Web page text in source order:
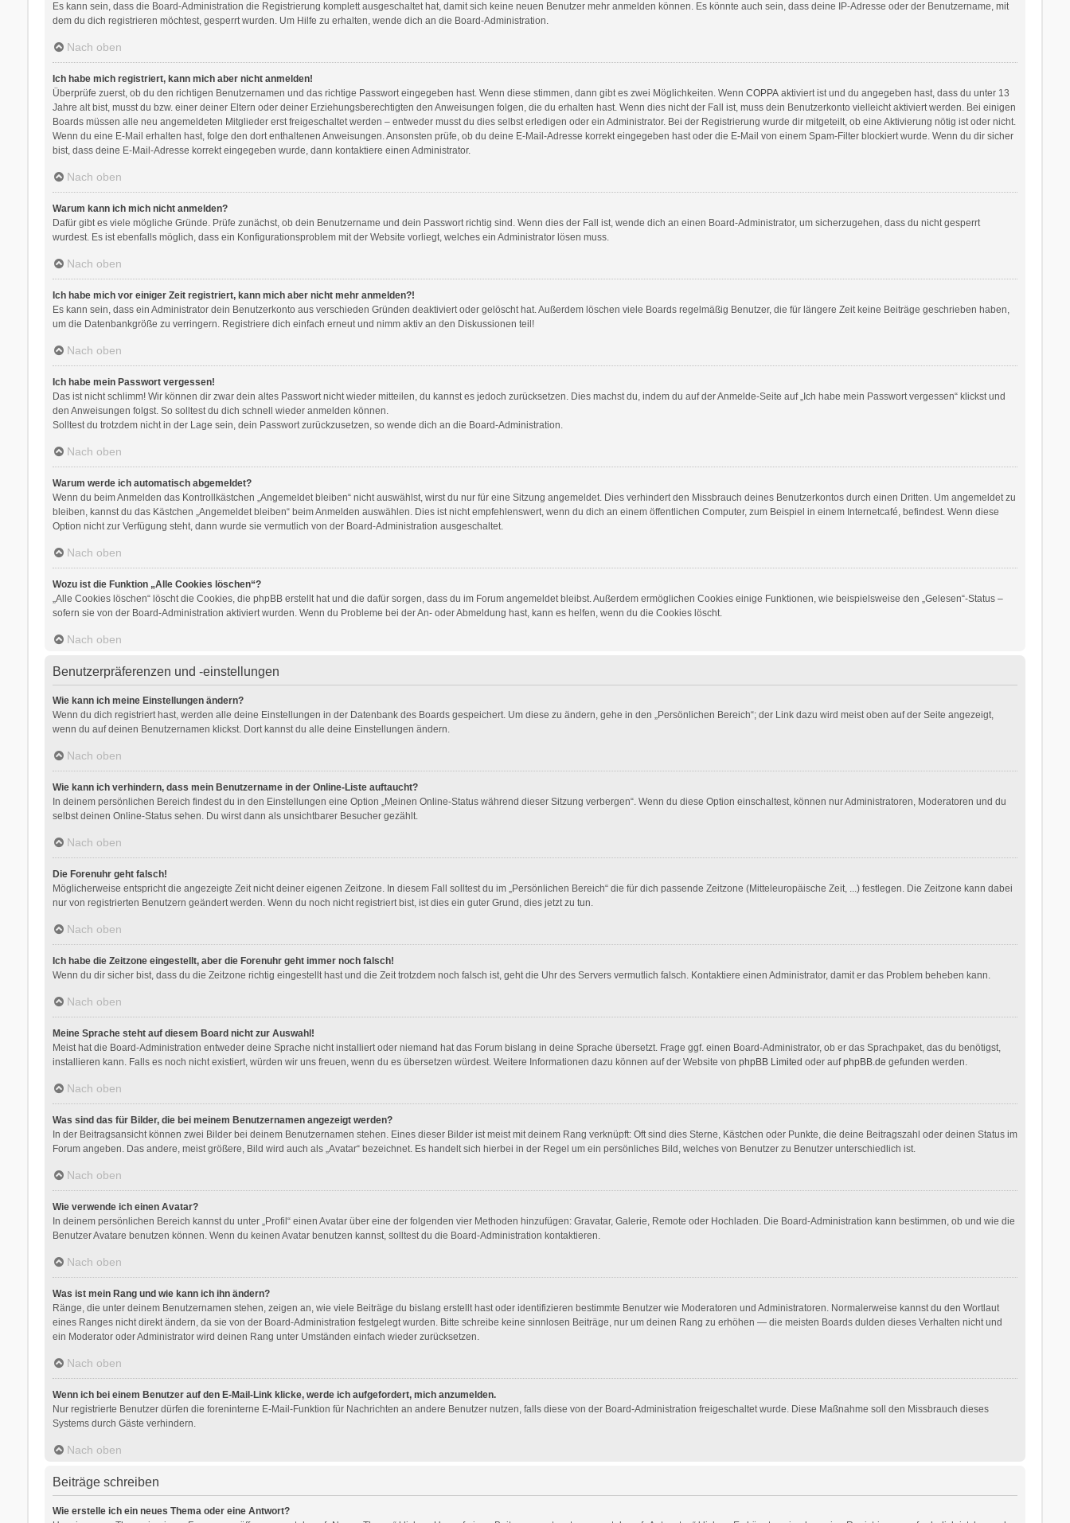
Es kann sein, dass die Board-Administration die Registrierung komplett ausgeschaltet hat, damit sich keine neuen Benutzer mehr anmelden können. Es könnte auch sein, dass deine IP-Adresse oder der Benutzername, mit
dem du dich registrieren möchtest, gesperrt wurden. Um Hilfe zu erhalten, wende dich an die Board-Administration.
Nach oben
Ich habe mich registriert, kann mich aber nicht anmelden!
Überprüfe zuerst, ob du den richtigen Benutzernamen und das richtige Passwort eingegeben hast. Wenn diese stimmen, dann gibt es zwei Möglichkeiten. Wenn COPPAaktiviert ist und du angegeben hast, dass du unter 13
Jahre alt bist, musst du bzw. einer deiner Eltern oder deiner Erziehungsberechtigten den Anweisungen folgen, die du erhalten hast. Wenn dies nicht der Fall ist, muss dein Benutzerkonto vielleicht aktiviert werden. Bei einigen
Boards müssen alle neu angemeldeten Mitglieder erst freigeschaltet werden – entweder musst du dies selbst erledigen oder ein Administrator. Bei der Registrierung wurde dir mitgeteilt, ob eine Aktivierung nötig ist oder nicht.
Wenn du eine E-Mail erhalten hast, folge den dort enthaltenen Anweisungen. Ansonsten prüfe, ob du deine E-Mail-Adresse korrekt eingegeben hast oder die E-Mail von einem Spam-Filter blockiert wurde. Wenn du dir sicher
bist, dass deine E-Mail-Adresse korrekt eingegeben wurde, dann kontaktiere einen Administrator.
Nach oben
Warum kann ich mich nicht anmelden?
Dafür gibt es viele mögliche Gründe. Prüfe zunächst, ob dein Benutzername und dein Passwort richtig sind. Wenn dies der Fall ist, wende dich an einen Board-Administrator, um sicherzugehen, dass du nicht gesperrt
wurdest. Es ist ebenfalls möglich, dass ein Konfigurationsproblem mit der Website vorliegt, welches ein Administrator lösen muss.
Nach oben
Ich habe mich vor einiger Zeit registriert, kann mich aber nicht mehr anmelden?!
Es kann sein, dass ein Administrator dein Benutzerkonto aus verschieden Gründen deaktiviert oder gelöscht hat. Außerdem löschen viele Boards regelmäßig Benutzer, die für längere Zeit keine Beiträge geschrieben haben,
um die Datenbankgröße zu verringern. Registriere dich einfach erneut und nimm aktiv an den Diskussionen teil!
Nach oben
Ich habe mein Passwort vergessen!
Das ist nicht schlimm! Wir können dir zwar dein altes Passwort nicht wieder mitteilen, du kannst es jedoch zurücksetzen. Dies machst du, indem du auf der Anmelde-Seite auf „Ich habe mein Passwort vergessen“ klickst und
den Anweisungen folgst. So solltest du dich schnell wieder anmelden können.
Solltest du trotzdem nicht in der Lage sein, dein Passwort zurückzusetzen, so wende dich an die Board-Administration.
Nach oben
Warum werde ich automatisch abgemeldet?
Wenn du beim Anmelden das Kontrollkästchen „Angemeldet bleiben“ nicht auswählst, wirst du nur für eine Sitzung angemeldet. Dies verhindert den Missbrauch deines Benutzerkontos durch einen Dritten. Um angemeldet zu
bleiben, kannst du das Kästchen „Angemeldet bleiben“ beim Anmelden auswählen. Dies ist nicht empfehlenswert, wenn du dich an einem öffentlichen Computer, zum Beispiel in einem Internetcafé, befindest. Wenn diese
Option nicht zur Verfügung steht, dann wurde sie vermutlich von der Board-Administration ausgeschaltet.
Nach oben
Wozu ist die Funktion „Alle Cookies löschen“?
„Alle Cookies löschen“ löscht die Cookies, die phpBB erstellt hat und die dafür sorgen, dass du im Forum angemeldet bleibst. Außerdem ermöglichen Cookies einige Funktionen, wie beispielsweise den „Gelesen“-Status –
sofern sie von der Board-Administration aktiviert wurden. Wenn du Probleme bei der An- oder Abmeldung hast, kann es helfen, wenn du die Cookies löscht.
Nach oben
Benutzerpräferenzen und -einstellungen
Wie kann ich meine Einstellungen ändern?
Wenn du dich registriert hast, werden alle deine Einstellungen in der Datenbank des Boards gespeichert. Um diese zu ändern, gehe in den „Persönlichen Bereich“; der Link dazu wird meist oben auf der Seite angezeigt,
wenn du auf deinen Benutzernamen klickst. Dort kannst du alle deine Einstellungen ändern.
Nach oben
Wie kann ich verhindern, dass mein Benutzername in der Online-Liste auftaucht?
In deinem persönlichen Bereich findest du in den Einstellungen eine Option „Meinen Online-Status während dieser Sitzung verbergen“. Wenn du diese Option einschaltest, können nur Administratoren, Moderatoren und du
selbst deinen Online-Status sehen. Du wirst dann als unsichtbarer Besucher gezählt.
Nach oben
Die Forenuhr geht falsch!
Möglicherweise entspricht die angezeigte Zeit nicht deiner eigenen Zeitzone. In diesem Fall solltest du im „Persönlichen Bereich“ die für dich passende Zeitzone (Mitteleuropäische Zeit, ...) festlegen. Die Zeitzone kann dabei
nur von registrierten Benutzern geändert werden. Wenn du noch nicht registriert bist, ist dies ein guter Grund, dies jetzt zu tun.
Nach oben
Ich habe die Zeitzone eingestellt, aber die Forenuhr geht immer noch falsch!
Wenn du dir sicher bist, dass du die Zeitzone richtig eingestellt hast und die Zeit trotzdem noch falsch ist, geht die Uhr des Servers vermutlich falsch. Kontaktiere einen Administrator, damit er das Problem beheben kann.
Nach oben
Meine Sprache steht auf diesem Board nicht zur Auswahl!
Meist hat die Board-Administration entweder deine Sprache nicht installiert oder niemand hat das Forum bislang in deine Sprache übersetzt. Frage ggf. einen Board-Administrator, ob er das Sprachpaket, das du benötigst,
installieren kann. Falls es noch nicht existiert, würden wir uns freuen, wenn du es übersetzen würdest. Weitere Informationen dazu können auf der Website von phpBB Limited oder aufphpBB.de gefunden werden.
Nach oben
Was sind das für Bilder, die bei meinem Benutzernamen angezeigt werden?
In der Beitragsansicht können zwei Bilder bei deinem Benutzernamen stehen. Eines dieser Bilder ist meist mit deinem Rang verknüpft: Oft sind dies Sterne, Kästchen oder Punkte, die deine Beitragszahl oder deinen Status im
Forum angeben. Das andere, meist größere, Bild wird auch als „Avatar“ bezeichnet. Es handelt sich hierbei in der Regel um ein persönliches Bild, welches von Benutzer zu Benutzer unterschiedlich ist.
Nach oben
Wie verwende ich einen Avatar?
In deinem persönlichen Bereich kannst du unter „Profil“ einen Avatar über eine der folgenden vier Methoden hinzufügen: Gravatar, Galerie, Remote oder Hochladen. Die Board-Administration kann bestimmen, ob und wie die
Benutzer Avatare benutzen können. Wenn du keinen Avatar benutzen kannst, solltest du die Board-Administration kontaktieren.
Nach oben
Was ist mein Rang und wie kann ich ihn ändern?
Ränge, die unter deinem Benutzernamen stehen, zeigen an, wie viele Beiträge du bislang erstellt hast oder identifizieren bestimmte Benutzer wie Moderatoren und Administratoren. Normalerweise kannst du den Wortlaut
eines Ranges nicht direkt ändern, da sie von der Board-Administration festgelegt wurden. Bitte schreibe keine sinnlosen Beiträge, nur um deinen Rang zu erhöhen — die meisten Boards dulden dieses Verhalten nicht und
ein Moderator oder Administrator wird deinen Rang unter Umständen einfach wieder zurücksetzen.
Nach oben
Wenn ich bei einem Benutzer auf den E-Mail-Link klicke, werde ich aufgefordert, mich anzumelden.
Nur registrierte Benutzer dürfen die foreninterne E-Mail-Funktion für Nachrichten an andere Benutzer nutzen, falls diese von der Board-Administration freigeschaltet wurde. Diese Maßnahme soll den Missbrauch dieses
Systems durch Gäste verhindern.
Nach oben
Beiträge schreiben
Wie erstelle ich ein neues Thema oder eine Antwort?